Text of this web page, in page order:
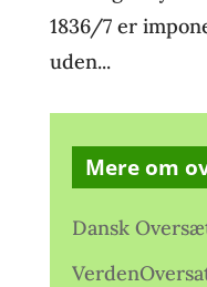
1836/7 er
uden...
Mere om
Dansk